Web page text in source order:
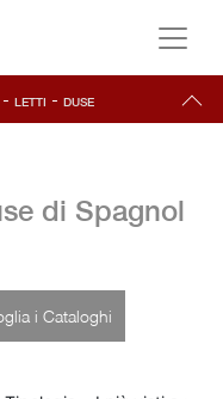
- LETTI - DUSE
di Spagnol
i Cataloghi